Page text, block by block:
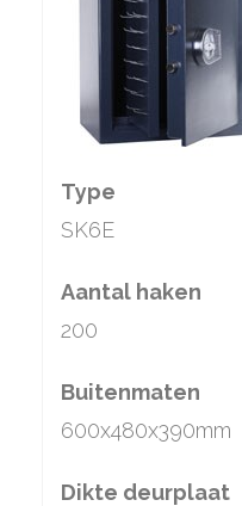
Type
SK6E
Aantal haken
200
Buitenmaten
600x480x390mm
Dikte deurplaat